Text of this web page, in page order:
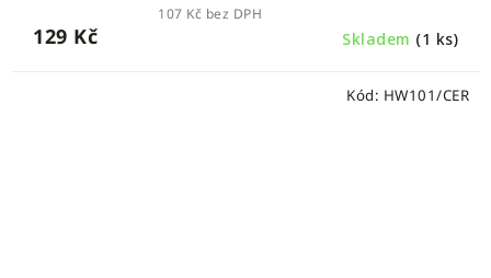
Skladem (1 ks)
107 Kč bez DPH
129 Kč
Kód: HW101/CER